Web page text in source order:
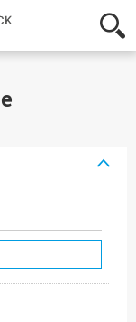
Hochschule
Osnabrück
-